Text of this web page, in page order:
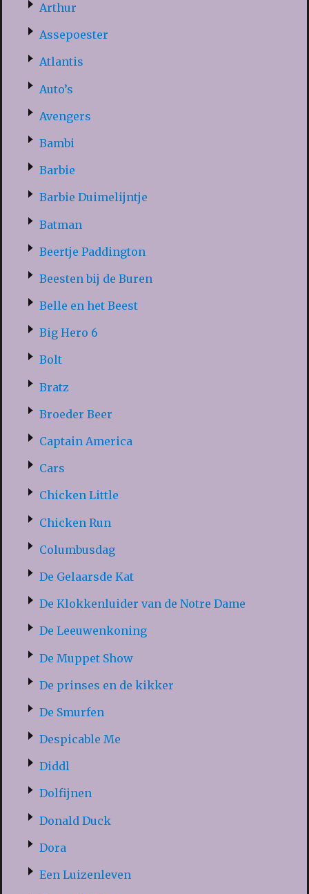
Arthur
Assepoester
Atlantis
Auto’s
Avengers
Bambi
Barbie
Barbie Duimelijntje
Batman
Beertje Paddington
Beesten bij de Buren
Belle en het Beest
Big Hero 6
Bolt
Bratz
Broeder Beer
Captain America
Cars
Chicken Little
Chicken Run
Columbusdag
De Gelaarsde Kat
De Klokkenluider van de Notre Dame
De Leeuwenkoning
De Muppet Show
De prinses en de kikker
De Smurfen
Despicable Me
Diddl
Dolfijnen
Donald Duck
Dora
Een Luizenleven